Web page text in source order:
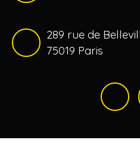
289 rue de
75019 Paris